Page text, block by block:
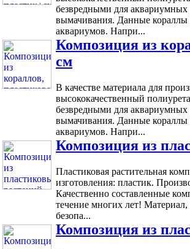
безвредными для
вымачивания. Данные кораллы
аквариумов. Напри...
Композиция из
см
В качестве материала для
высококачественный
безвредными для
вымачивания. Данные кораллы
аквариумов. Напри...
Композиция из
Пластиковая растительная
изготовления: пластик.
Качественно составленные
течение многих лет!
безопа...
Композиция из